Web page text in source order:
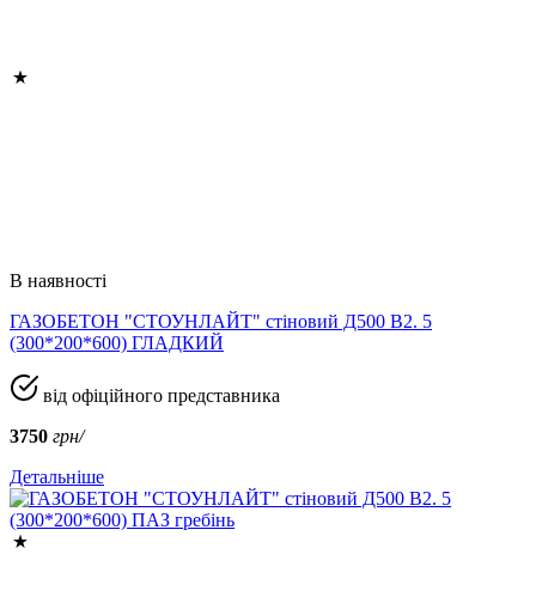
В наявності
ГАЗОБЕТОН "СТОУНЛАЙТ" стіновий Д500 В2. 5
(300*200*600) ГЛАДКИЙ
від офіційного представника
3750 грн/
Детальніше